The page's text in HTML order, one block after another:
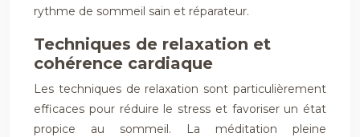
rythme de sommeil sain et réparateur.
Techniques de relaxation et
cohérence cardiaque
Les techniques de relaxation sont particulièrement
efficaces pour réduire le stress et favoriser un état
propice au sommeil. La méditation pleine